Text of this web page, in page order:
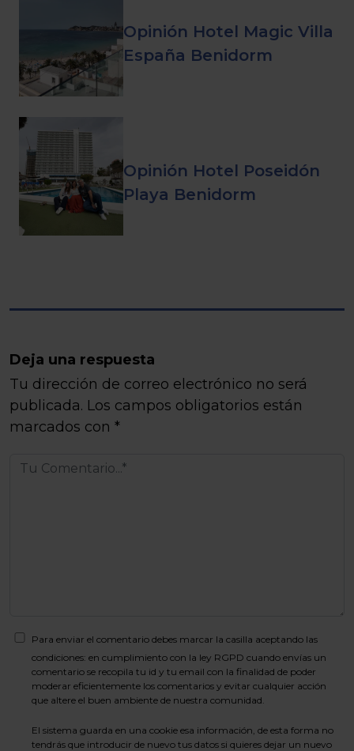
Opinión Hotel Magic Villa
España Benidorm
Opinión Hotel Poseidón
Playa Benidorm
Deja una respuesta
Tu dirección de correo electrónico no será
publicada. Los campos obligatorios están
marcados con *
Para enviar el comentario debes marcar la casilla aceptando las
condiciones: en cumplimiento con la ley RGPD cuando envías un
comentario se recopila tu id y tu email con la finalidad de poder
moderar eficientemente los comentarios y evitar cualquier acción
que altere el buen ambiente de nuestra comunidad.
El sistema guarda en una cookie esa información, de esta forma no
tendrás que introducir de nuevo tus datos si quieres dejar un nuevo